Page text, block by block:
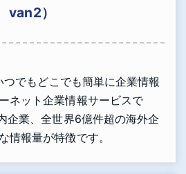
van2）
でもどこでも簡単に企業情報
ネット企業情報サービスで
企業、全世界6億件超の海外企
情報量が特徴です。